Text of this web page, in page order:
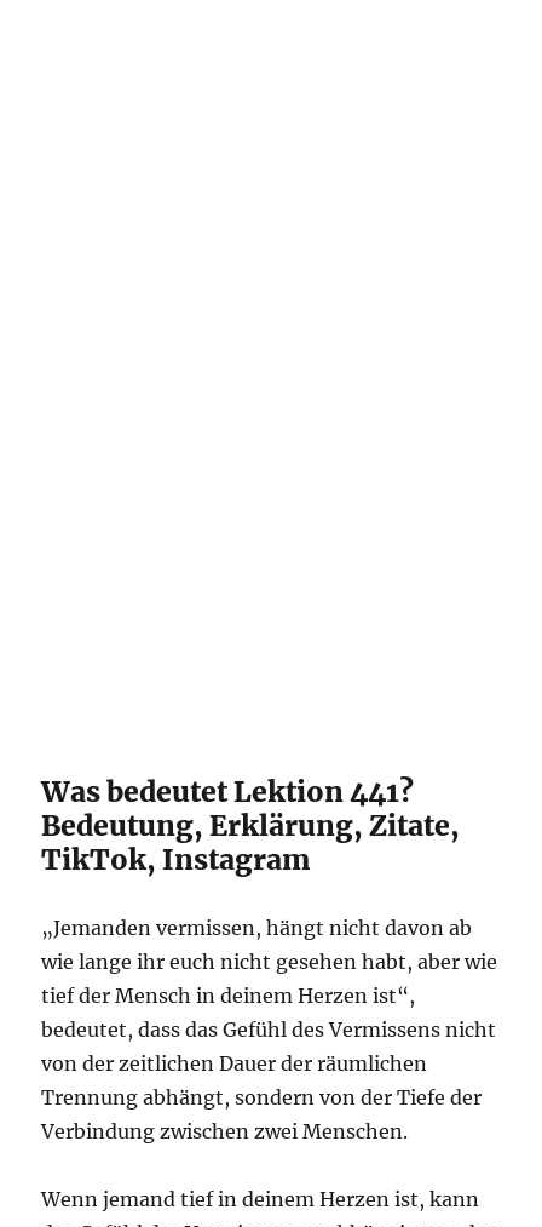
Was bedeutet Lektion 441?
Bedeutung, Erklärung, Zitate,
TikTok, Instagram
„Jemanden vermissen, hängt nicht davon ab
wie lange ihr euch nicht gesehen habt, aber wie
tief der Mensch in deinem Herzen ist“,
bedeutet, dass das Gefühl des Vermissens nicht
von der zeitlichen Dauer der räumlichen
Trennung abhängt, sondern von der Tiefe der
Verbindung zwischen zwei Menschen.
Wenn jemand tief in deinem Herzen ist, kann